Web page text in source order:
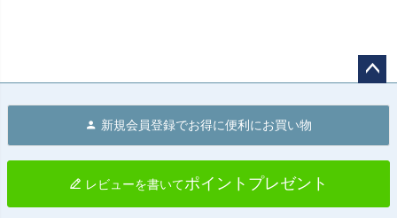
へ
新規会員登録でお得に便利にお買い物
レビューを書いてポイントプレゼント